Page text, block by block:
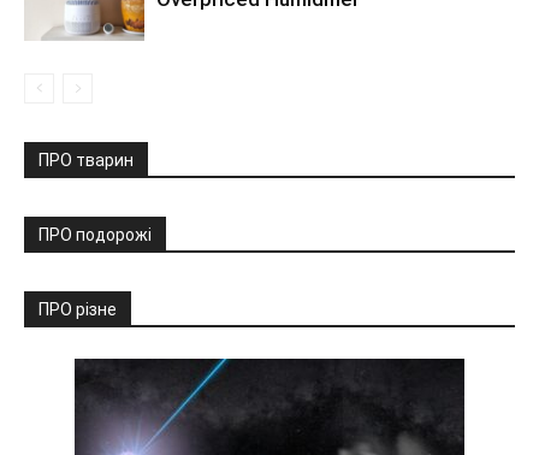
ПРО тварин
ПРО подорожі
ПРО різне